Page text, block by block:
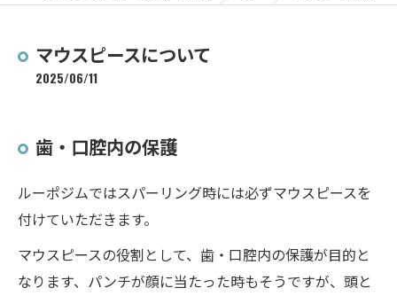
マウスピースについて
2025/06/11
歯・口腔内の保護
ルーポジムではスパーリング時には必ずマウスピースを
付けていただきます。
マウスピースの役割として、歯・口腔内の保護が目的と
なります、パンチが顔に当たった時もそうですが、頭と